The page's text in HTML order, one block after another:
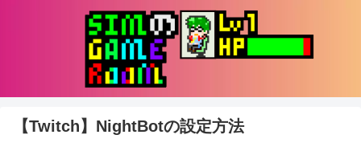
【Twitch】NightBotの設定方法